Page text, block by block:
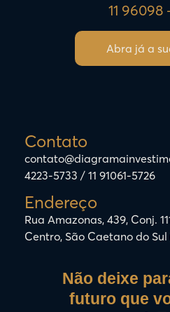
11 96098
Abra já a
Contato
4223-5733 / 11 91061-5726
Endereço
Rua Amazonas, 439, Conj.
Centro, São Caetano do Sul
Não deixe
futuro que